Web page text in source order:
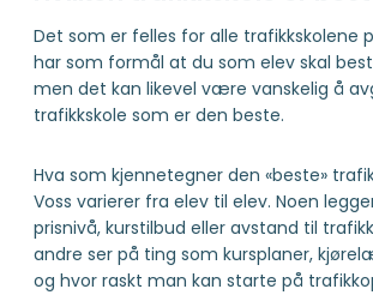
Det som er felles for alle trafikkskolene
har som formål at du som elev skal
men det kan likevel være vanskelig å
trafikkskole som er den beste.
Hva som kjennetegner den «beste»
Voss varierer fra elev til elev. Noen
prisnivå, kurstilbud eller avstand til
andre ser på ting som kursplaner,
og hvor raskt man kan starte på